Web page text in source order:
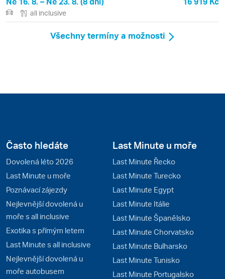
all inclusive
Všechny termíny a možnosti
Často hledáte
Dovolená léto 2026
Last Minute u moře
Poznávací zájezdy
Nejlevnější dovolená u
moře s all inclusive
Exotika s přímým letem
Last Minute s all inclusive
Nejlevnější dovolená u
moře autobusem
Last Minute u moře
Last Minute Řecko
Last Minute Turecko
Last Minute Egypt
Last Minute Itálie
Last Minute Španělsko
Last Minute Chorvatsko
Last Minute Bulharsko
Last Minute Tunisko
Last Minute Portugalsko